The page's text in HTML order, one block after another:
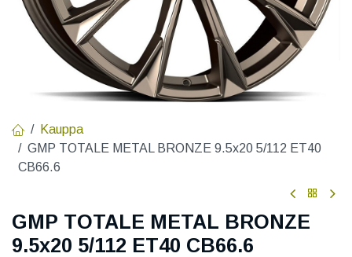
Kauppa
GMP TOTALE METAL BRONZE 9.5x20 5/112 ET40
CB66.6
GMP TOTALE METAL BRONZE
9.5x20 5/112 ET40 CB66.6